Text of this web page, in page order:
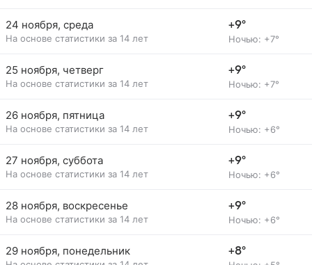
24 ноября, среда
На основе статистики за 14 лет
+9°
Ночью: +7°
25 ноября, четверг
На основе статистики за 14 лет
+9°
Ночью: +7°
26 ноября, пятница
На основе статистики за 14 лет
+9°
Ночью: +6°
27 ноября, суббота
На основе статистики за 14 лет
+9°
Ночью: +6°
28 ноября, воскресенье
На основе статистики за 14 лет
+9°
Ночью: +6°
29 ноября, понедельник +8°